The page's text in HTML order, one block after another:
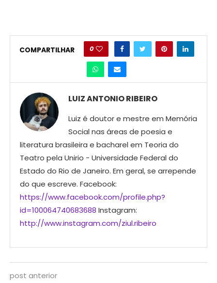
COMPARTILHAR 0
LUIZ ANTONIO RIBEIRO
Luiz é doutor e mestre em Memória
Social nas áreas de poesia e
literatura brasileira e bacharel em Teoria do
Teatro pela Unirio - Universidade Federal do
Estado do Rio de Janeiro. Em geral, se arrepende
do que escreve. Facebook:
https://www.facebook.com/profile.php?
id=100064740683688 Instagram:
http://www.instagram.com/ziul.ribeiro
post anterior